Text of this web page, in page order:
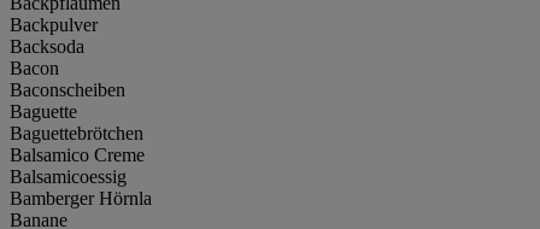
Backpulver
Backsoda
Bacon
Baconscheiben
Baguette
Baguettebrötchen
Balsamico Creme
Balsamicoessig
Bamberger Hörnla
Banane